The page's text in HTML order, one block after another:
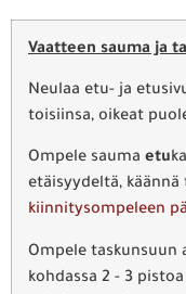
Vaatteen sauma ja
Neulaa etu- ja
toisiinsa, oikeat
Ompele sauma etu
etäisyydeltä, käännä
kiinnitysompeleen
Ompele taskunsuun
kohdassa 2 - 3